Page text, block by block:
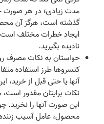
مدت زیادی؛ در هر صورت
گذشته است، هرگز آن
ایجاد خطرات مختلف است.
نادیده بگیرید.
حواستان به نکات مصرف
کنسروها طرز استفاده
آنها یا حتی قبل از خرید،
نکات برایتان مقدور است،
این صورت آنها را
محصول، عامل آسیب